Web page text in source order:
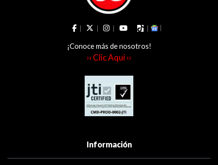
¡Conoce más de nosotros!
›› Clic Aquí ‹‹
Información